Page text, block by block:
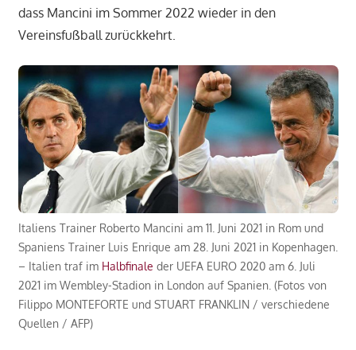
dass Mancini im Sommer 2022 wieder in den
Vereinsfußball zurückkehrt.
Italiens Trainer Roberto Mancini am 11. Juni 2021 in Rom und
Spaniens Trainer Luis Enrique am 28. Juni 2021 in Kopenhagen.
– Italien traf im Halbfinale der UEFA EURO 2020 am 6. Juli
2021 im Wembley-Stadion in London auf Spanien. (Fotos von
Filippo MONTEFORTE und STUART FRANKLIN / verschiedene
Quellen / AFP)